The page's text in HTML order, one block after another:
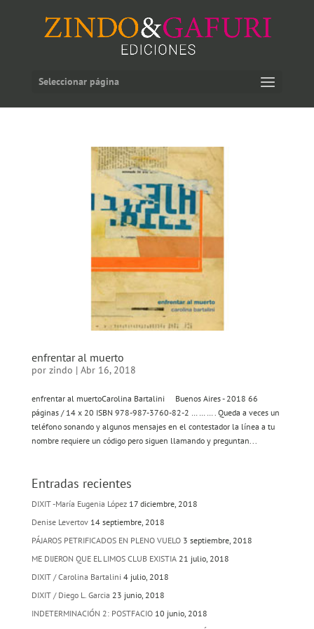
Seleccionar página
enfrentar al muerto
por zindo | Abr 16, 2018
enfrentar al muertoCarolina Bartalini Buenos Aires - 2018 66
páginas / 14 x 20 ISBN 978-987-3760-82-2 … … … . Queda a veces un
teléfono sonando y algunos mensajes en el contestador la línea a tu
nombre requiere un código pero siguen llamando y preguntan...
Entradas recientes
DIXIT -María Eugenia López 17 diciembre, 2018
Denise Levertov 14 septiembre, 2018
PÁJAROS PETRIFICADOS EN PLENO VUELO 3 septiembre, 2018
ME DIJERON QUE EL LIMOS CLUB EXISTIA 21 julio, 2018
DIXIT / Carolina Bartalini 4 julio, 2018
DIXIT / Diego L. Garcia 23 junio, 2018
INDETERMINACIÓN 2: POSTFACIO 10 junio, 2018